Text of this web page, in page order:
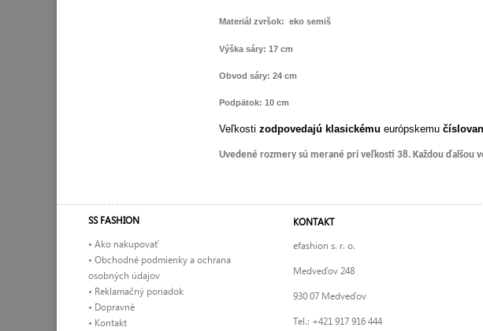
Materiál zvršok: eko semiš
Výška sáry: 17 cm
Obvod sáry: 24 cm
Podpätok: 10 cm
Veľkosti zodpovedajú klasickému európskemu
Uvedené rozmery sú merané pri veľkosti 38. Každou ďalšou
SS FASHION
• Ako nakupovať
• Obchodné podmienky a ochrana
osobných údajov
• Reklamačný poriadok
• Dopravné
• Kontakt
KONTAKT
efashion s. r. o.
Medveďov 248
930 07 Medveďov
Tel.: +421 917 916 444